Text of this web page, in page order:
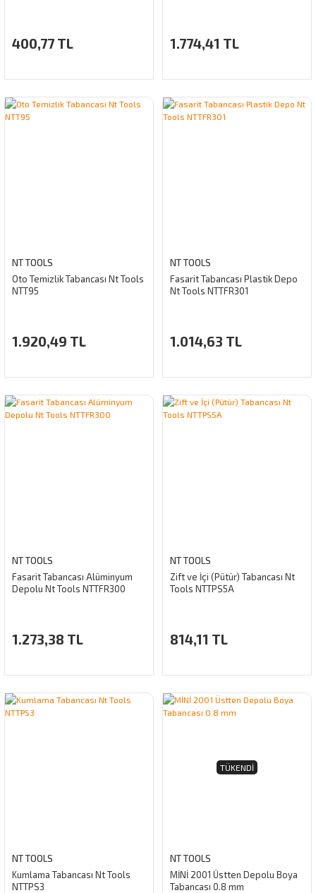
400,77 TL 1.774,41 TL
NT TOOLS
Oto Temizlik Tabancası Nt Tools
NTT95
1.920,49 TL
NT TOOLS
Fasarit Tabancası Plastik Depo
Nt Tools NTTFR301
1.014,63 TL
NT TOOLS
Fasarit Tabancası Alüminyum
Depolu Nt Tools NTTFR300
1.273,38 TL
NT TOOLS
Zift ve İçi (Pütür) Tabancası Nt
Tools NTTPS5A
814,11 TL
NT TOOLS
Kumlama Tabancası Nt Tools
NTTPS3
TÜKENDI
NT TOOLS
MİNİ 2001 Üstten Depolu Boya
Tabancası 0.8 mm